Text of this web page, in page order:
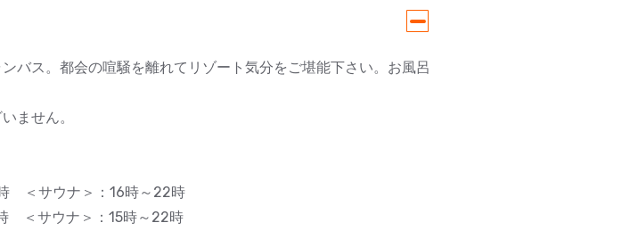
バス。都会の喧騒を離れてリゾート気分をご堪能下さい。お風呂
ません。
＜サウナ＞：16時～22時
＜サウナ＞：15時～22時